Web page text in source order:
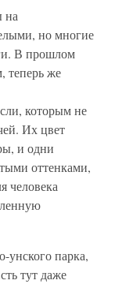
на
но многие
В прошлом
теперь же
которым не
Их цвет
и одни
оттенками,
человека
унского парка,
тут даже